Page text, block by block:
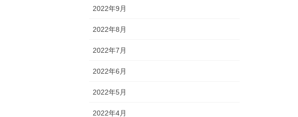
2022年9月
2022年8月
2022年7月
2022年6月
2022年5月
2022年4月